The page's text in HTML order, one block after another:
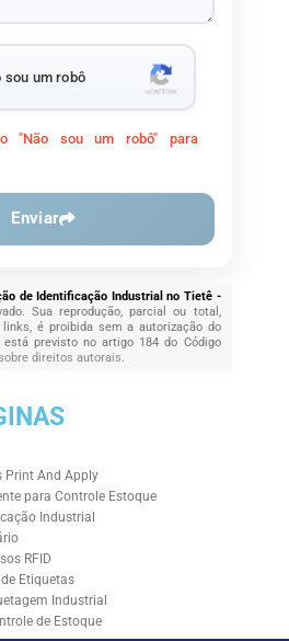
sou um robô
"Não sou um robô" para
Enviar
de Identificação Industrial no Tietê -
Sua reprodução, parcial ou total,
é proibida sem a autorização do
previsto no artigo 184 do Código
direitos autorais.
Print And Apply
para Controle Estoque
Industrial
RFID
Etiquetas
Industrial
de Estoque